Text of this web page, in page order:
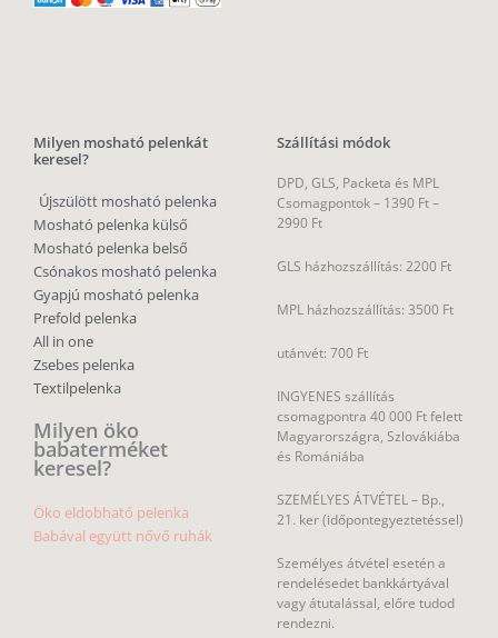
Milyen mosható pelenkát
keresel?
Újszülött mosható pelenka
Mosható pelenka külső
Mosható pelenka belső
Csónakos mosható pelenka
Gyapjú mosható pelenka
Prefold pelenka
All in one
Zsebes pelenka
Textilpelenka
Milyen öko
babaterméket
keresel?
Öko eldobható pelenka
Babával együtt nővő ruhák
Szállítási módok
DPD, GLS, Packeta és MPL
Csomagpontok – 1390 Ft –
2990 Ft
GLS házhozszállítás: 2200 Ft
MPL házhozszállítás: 3500 Ft
utánvét: 700 Ft
INGYENES szállítás
csomagpontra 40 000 Ft felett
Magyarországra, Szlovákiába
és Romániába
SZEMÉLYES ÁTVÉTEL – Bp.,
21. ker (időpontegyeztetéssel)
Személyes átvétel esetén a
rendelésedet bankkártyával
vagy átutalással, előre tudod
rendezni.